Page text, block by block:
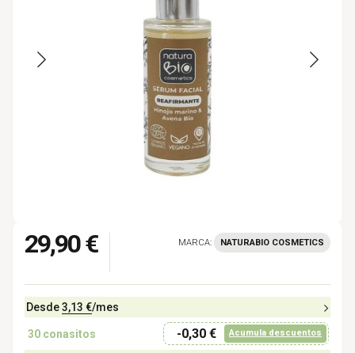
29,90 € MARCA: NATURABIO COSMETICS
Desde3,13 €/mes
30 conasitos -0,30 € Acumula descuentos